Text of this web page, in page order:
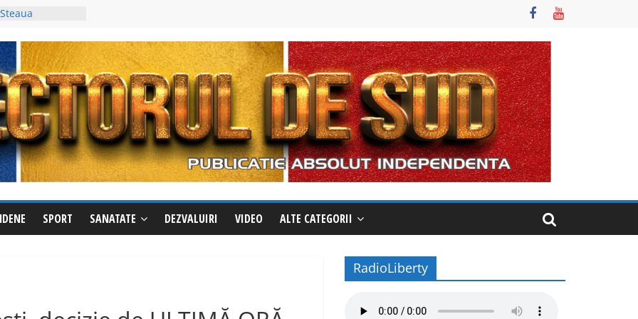
Sunați
al Cupei
a fost
deși avea un
la Izvoru
pentru a
oraș
SPORT SANATATE DEZVALUIRI VIDEO ALTE CATEGORII
RadioLiberty